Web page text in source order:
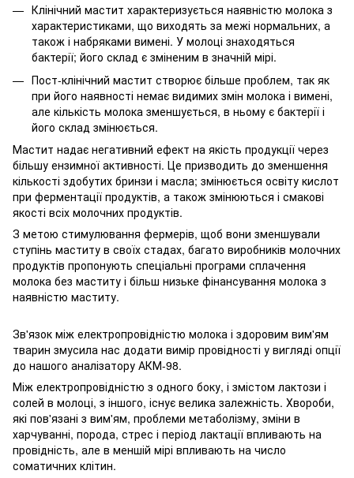
Клінічний мастит характеризується наявністю молока з
характеристиками, що виходять за межі нормальних, а
також і набряками вимені. У молоці знаходяться
бактерії; його склад є зміненим в значній мірі.
Пост-клінічний мастит створює більше проблем, так як
при його наявності немає видимих ​​змін молока і вимені,
але кількість молока зменшується, в ньому є бактерії і
його склад змінюється.
Мастит надає негативний ефект на якість продукції через
більшу ензимної активності. Це призводить до зменшення
кількості здобутих бринзи і масла; змінюється освіту кислот
при ферментації продуктів, а також змінюються і смакові
якості всіх молочних продуктів.
З метою стимулювання фермерів, щоб вони зменшували
ступінь маститу в своїх стадах, багато виробників молочних
продуктів пропонують спеціальні програми сплачення
молока без маститу і більш низьке фінансування молока з
наявністю маститу.
Зв'язок між електропровідністю молока і здоровим вим'ям
тварин змусила нас додати вимір провідності у вигляді опції
до нашого аналізатору АКМ-98.
Між електропровідністю з одного боку, і змістом лактози і
солей в молоці, з іншого, існує велика залежність. Хвороби,
які пов'язані з вим'ям, проблеми метаболізму, зміни в
харчуванні, порода, стрес і період лактації впливають на
провідність, але в меншій мірі впливають на число
соматичних клітин.